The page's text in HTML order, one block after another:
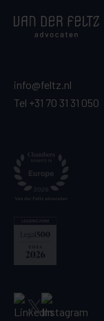
info@feltz.nl
Tel +31 70 31 31 050